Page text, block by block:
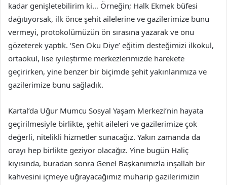
kadar genişletebilirim ki… Örneğin; Halk Ekmek büfesi
dağıtıyorsak, ilk önce şehit ailelerine ve gazilerimize bunu
vermeyi, protokolümüzün ön sırasına yazarak ve onu
gözeterek yaptık. ‘Sen Oku Diye’ eğitim desteğimizi ilkokul,
ortaokul, lise iyileştirme merkezlerimizde harekete
geçirirken, yine benzer bir biçimde şehit yakınlarımıza ve
gazilerimize bunu sağladık.
Kartal’da Uğur Mumcu Sosyal Yaşam Merkezi’nin hayata
geçirilmesiyle birlikte, şehit aileleri ve gazilerimize çok
değerli, nitelikli hizmetler sunacağız. Yakın zamanda da
orayı hep birlikte geziyor olacağız. Yine bugün Haliç
kıyısında, buradan sonra Genel Başkanımızla inşallah bir
kahvesini içmeye uğrayacağımız muharip gazilerimizin